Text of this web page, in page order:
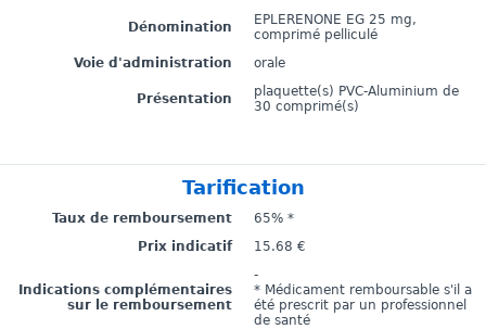
Dénomination
EPLERENONE EG 25 mg,
comprimé pelliculé
Voie d'administration
orale
Présentation
plaquette(s) PVC-Aluminium de
30 comprimé(s)
Tarification
Taux de remboursement
65% *
Prix indicatif
15.68 €
Indications complémentaires
sur le remboursement
-
* Médicament remboursable s'il a
été prescrit par un professionnel
de santé